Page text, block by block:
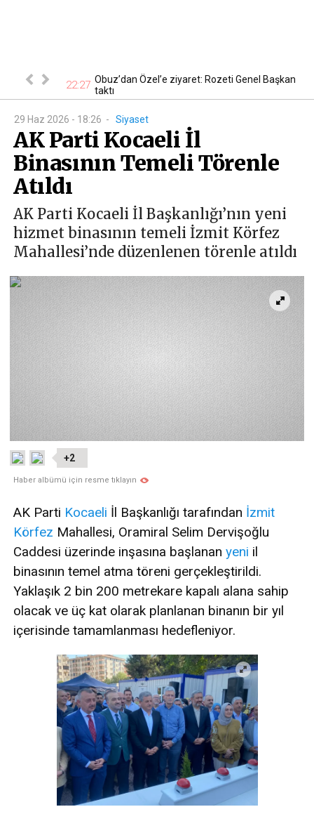
ucuzu 115 22:27 Obuz’dan Özel’e ziyaret: Rozeti Genel Başkan
taktı
29 Haz 2026 - 18:26 - Siyaset
AK Parti Kocaeli İl
Binasının Temeli Törenle
Atıldı
AK Parti Kocaeli İl Başkanlığı’nın yeni
hizmet binasının temeli İzmit Körfez
Mahallesi’nde düzenlenen törenle atıldı
+2
Haber albümü için resme tıklayın
AK Parti Kocaeli İl Başkanlığı tarafından İzmit
Körfez Mahallesi, Oramiral Selim Dervişoğlu
Caddesi üzerinde inşasına başlanan yeni il
binasının temel atma töreni gerçekleştirildi.
Yaklaşık 2 bin 200 metrekare kapalı alana sahip
olacak ve üç kat olarak planlanan binanın bir yıl
içerisinde tamamlanması hedefleniyor.